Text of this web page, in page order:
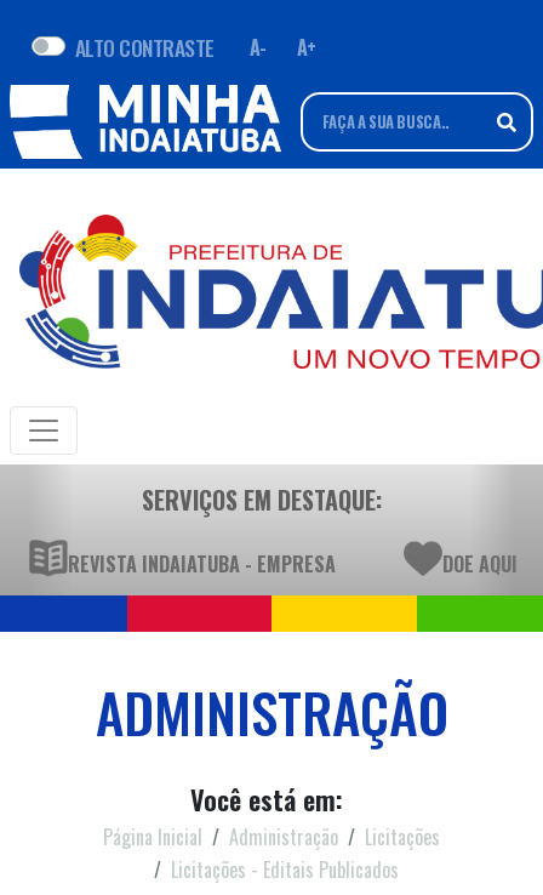
ALTO CONTRASTE A- A+
SERVIÇOS EM DESTAQUE:
REVISTA INDAIATUBA - EMPRESA DOE AQUI
ADMINISTRAÇÃO
Você está em:
Página Inicial Administração
Licitações
Licitações - Editais Publicados